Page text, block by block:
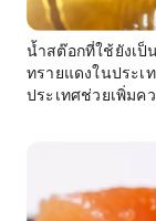
น้ำสต๊อกที่ใช้ยังเ
ทรายแดงในประเ
ประเทศช่วยเพิ่ม